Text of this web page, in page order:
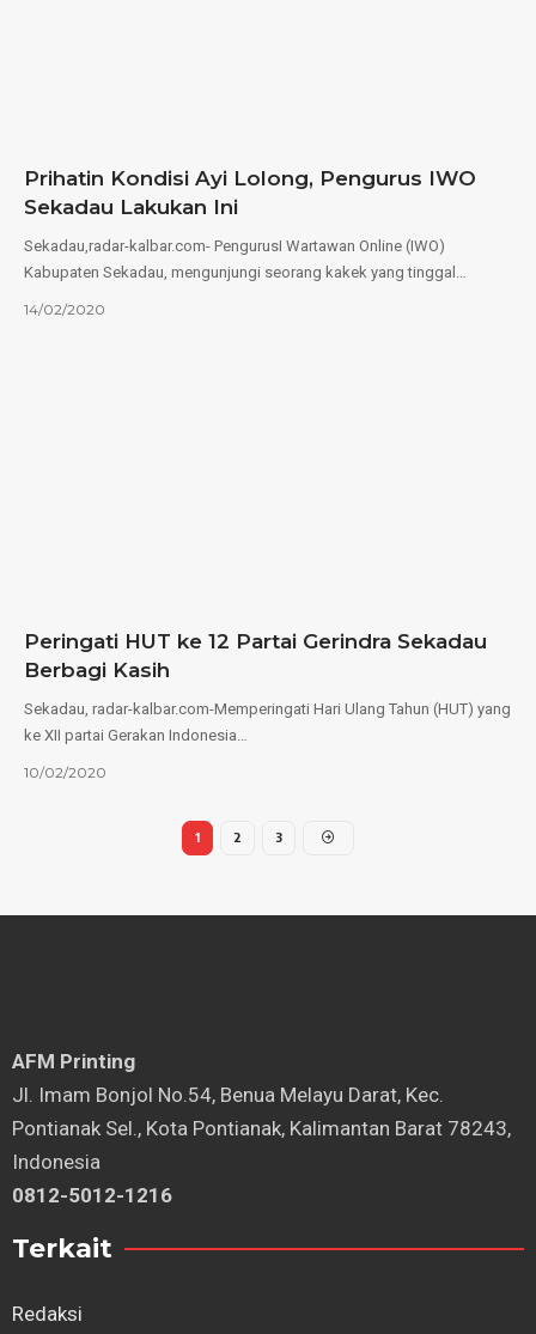
Prihatin Kondisi Ayi Lolong, Pengurus IWO
Sekadau Lakukan Ini
Sekadau,radar-kalbar.com- PengurusI Wartawan Online (IWO)
Kabupaten Sekadau, mengunjungi seorang kakek yang tinggal…
14/02/2020
Peringati HUT ke 12 Partai Gerindra Sekadau
Berbagi Kasih
Sekadau, radar-kalbar.com-Memperingati Hari Ulang Tahun (HUT) yang
ke XII partai Gerakan Indonesia…
10/02/2020
1 2 3
AFM Printing
⁠Jl. Imam Bonjol No.54, Benua Melayu Darat, Kec.
Pontianak Sel., Kota Pontianak, Kalimantan Barat 78243,
Indonesia
0812-5012-1216
Terkait
Redaksi